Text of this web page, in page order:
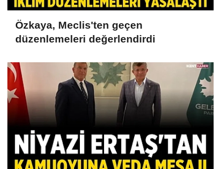
Özkaya, Meclis'ten geçen
düzenlemeleri değerlendirdi